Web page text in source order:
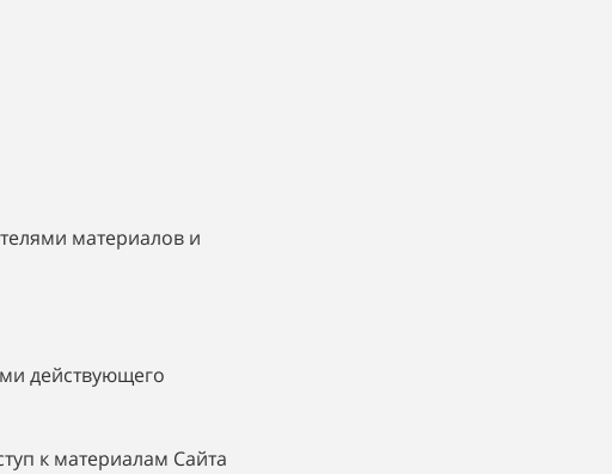
материалов и
действующего
к материалам Сайта